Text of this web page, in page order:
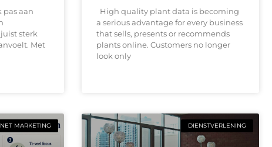
pas aan
sterk
Met
High quality plant data is becoming
a serious advantage for every business
that sells, presents or recommends
plants online. Customers no longer
look only
MARKETING DIENSTVERLENING